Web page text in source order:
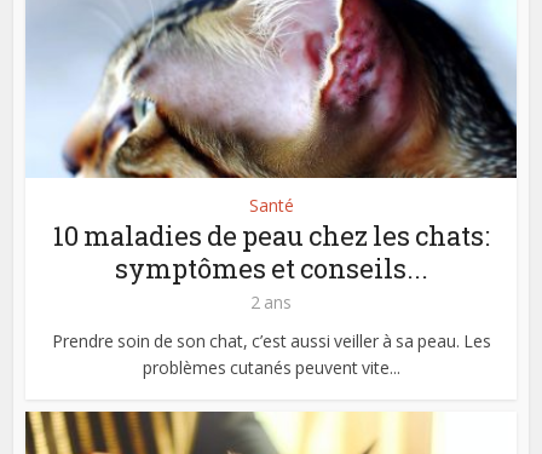
Santé
10 maladies de peau chez les chats:
symptômes et conseils...
2 ans
Prendre soin de son chat, c’est aussi veiller à sa peau. Les
problèmes cutanés peuvent vite...